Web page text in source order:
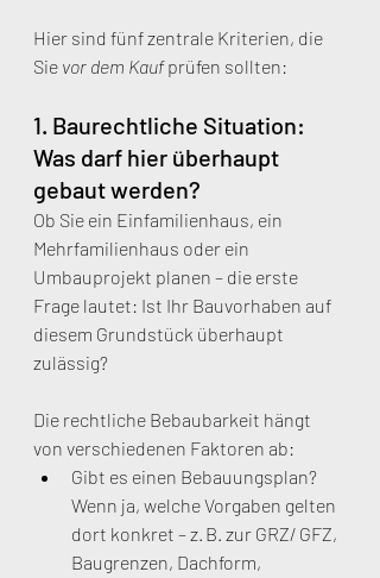
Hier sind fünf zentrale Kriterien, die
Sie vor dem Kauf prüfen sollten:
1. Baurechtliche Situation:
Was darf hier überhaupt
gebaut werden?
Ob Sie ein Einfamilienhaus, ein
Mehrfamilienhaus oder ein
Umbauprojekt planen – die erste
Frage lautet: Ist Ihr Bauvorhaben auf
diesem Grundstück überhaupt
zulässig?
Die rechtliche Bebaubarkeit hängt
von verschiedenen Faktoren ab:
Gibt es einen Bebauungsplan?
Wenn ja, welche Vorgaben gelten
dort konkret – z. B. zur GRZ/ GFZ,
Baugrenzen, Dachform,